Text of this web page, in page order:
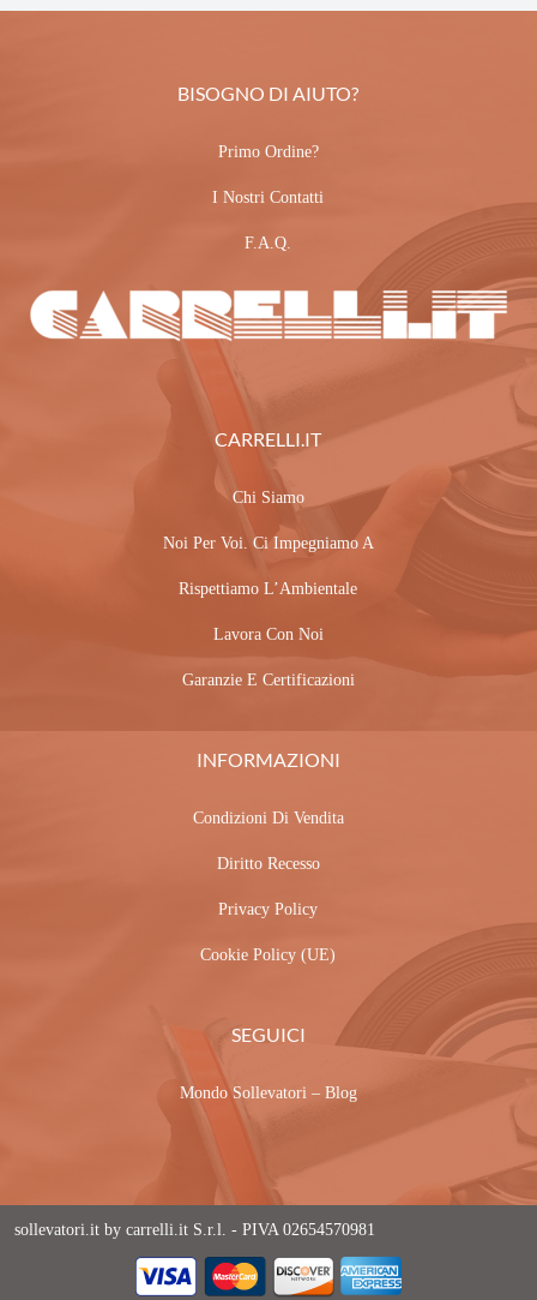
BISOGNO DI AIUTO?
Primo Ordine?
I Nostri Contatti
F.A.Q.
CARRELLI.IT
Chi Siamo
Noi Per Voi. Ci Impegniamo A
Rispettiamo L’Ambientale
Lavora Con Noi
Garanzie E Certificazioni
INFORMAZIONI
Condizioni Di Vendita
Diritto Recesso
Privacy Policy
Cookie Policy (UE)
SEGUICI
Mondo Sollevatori – Blog
sollevatori.it by carrelli.it S.r.l. - PIVA 02654570981